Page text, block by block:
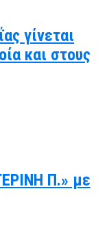
γίνεται
και στους
Π.» με